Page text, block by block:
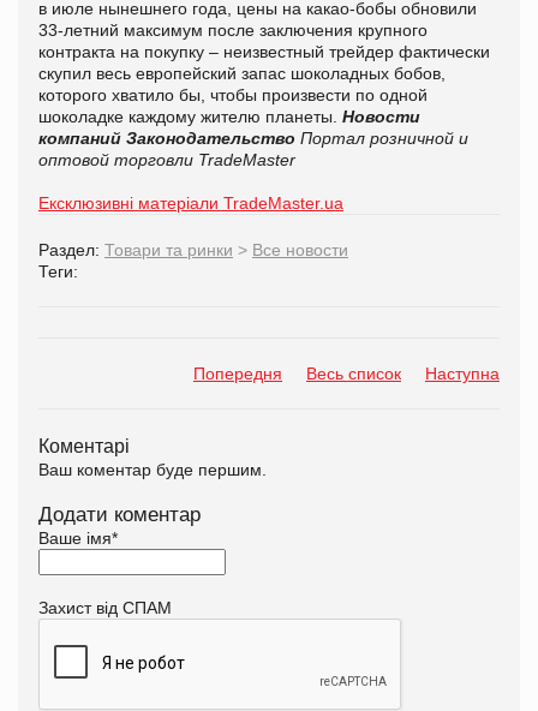
в июле нынешнего года, цены на какао-бобы обновили
33-летний максимум после заключения крупного
контракта на покупку – неизвестный трейдер фактически
скупил весь европейский запас шоколадных бобов,
которого хватило бы, чтобы произвести по одной
шоколадке каждому жителю планеты. Новости
компаний Законодательство Портал розничной и
оптовой торговли TradeMaster
Ексклюзивні матеріали TradeMaster.ua
Раздел: Товари та ринки > Все новости
Теги:
Попередня Весь список Наступна
Коментарі
Ваш коментар буде першим.
Додати коментар
Ваше імя*
Захист від СПАМ